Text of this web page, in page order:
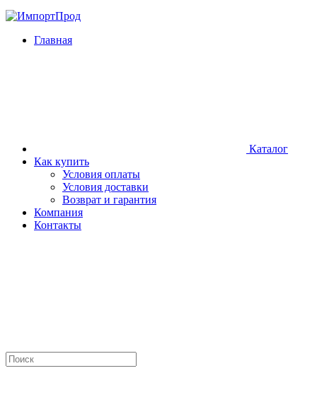
Главная
Каталог
Как купить
Условия оплаты
Условия доставки
Возврат и гарантия
Компания
Контакты